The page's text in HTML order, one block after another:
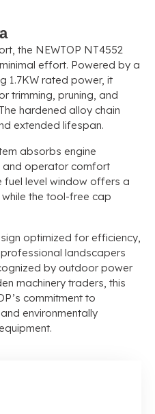
, the NEWTOP NT4552
effort. Powered by a
1.7KW rated power, it
trimming, pruning, and
The hardened alloy chain
extended lifespan.
absorbs engine
and operator comfort
fuel level window offers a
while the tool-free cap
optimized for efficiency,
landscapers
by outdoor power
machinery traders, this
commitment to
and environmentally
.